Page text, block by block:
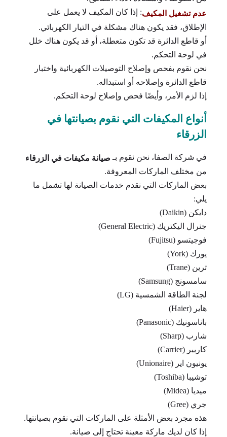
عدم تشغيل المكيف: إذا كان المكيف لا يعمل على
الإطلاق، فقد يكون هناك مشكلة في التيار الكهربائي.
أو قاطع الدائرة قد تكون متعطلة، أو قد يكون هناك خلل
في لوحة التحكم.
نحن نقوم بفحص وإصلاح التوصيلات الكهربائية واختبار
قاطع الدائرة وإصلاحه أو استبداله.
إذا لزم الأمر، وأيضًا فحص وإصلاح لوحة التحكم.
أنواع المكيفات التي نقوم بصيانتها في
الزرقاء
في شركة الصفا، نحن نقوم بـ صيانة مكيفات في الزرقاء
من مختلف الماركات المعروفة.
بعض الماركات التي نقدم خدمات الصيانة لها تشمل ما
يلي:
دايكن (Daikin)
جنرال اليكتريك (General Electric)
فوجيتسو (Fujitsu)
يورك (York)
ترين (Trane)
سامسونج (Samsung)
لجنة الطاقة الشمسية (LG)
هاير (Haier)
باناسونيك (Panasonic)
شارب (Sharp)
كاريير (Carrier)
يونيون اير (Unionaire)
توشيبا (Toshiba)
ميديا (Midea)
جري (Gree)
هذه مجرد بعض الأمثلة على الماركات التي نقوم بصيانتها.
إذا كان لديك ماركة معينة تحتاج إلى صيانة.